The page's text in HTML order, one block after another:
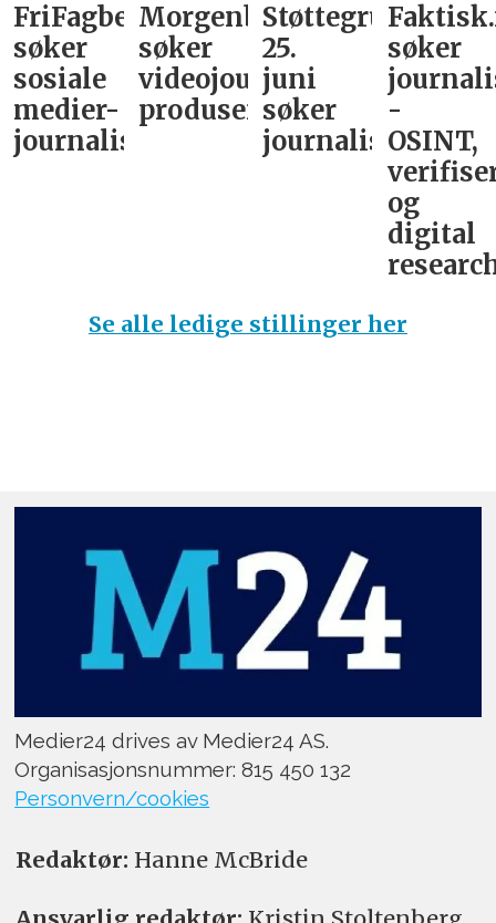
FriFagbevegelse
søker
sosiale
medier-
journalist
Morgenbladet
søker
videojournalist/podkast-
produsent
Støttegruppa
25.
juni
søker
journalist
søker
-
OSINT,
og
digital
Se alle ledige stillinger her
Medier24 drives av Medier24 AS.
Organisasjonsnummer: 815 450 132
Personvern/cookies
Redaktør: Hanne McBride